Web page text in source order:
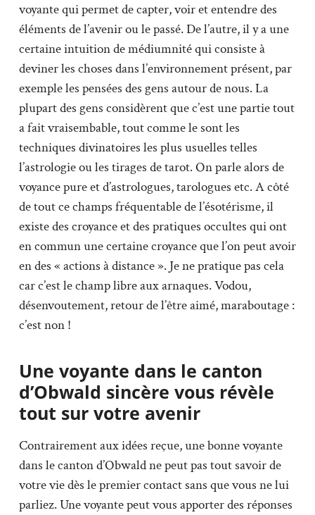
voyante qui permet de capter, voir et entendre des
éléments de l’avenir ou le passé. De l’autre, il y a une
certaine intuition de médiumnité qui consiste à
deviner les choses dans l’environnement présent, par
exemple les pensées des gens autour de nous. La
plupart des gens considèrent que c’est une partie tout
a fait vraisembable, tout comme le sont les
techniques divinatoires les plus usuelles telles
l’astrologie ou les tirages de tarot. On parle alors de
voyance pure et d’astrologues, tarologues etc. A côté
de tout ce champs fréquentable de l’ésotérisme, il
existe des croyance et des pratiques occultes qui ont
en commun une certaine croyance que l’on peut avoir
en des « actions à distance ». Je ne pratique pas cela
car c’est le champ libre aux arnaques. Vodou,
désenvoutement, retour de l’être aimé, maraboutage :
c’est non !
Une voyante dans le canton
d’Obwald sincère vous révèle
tout sur votre avenir
Contrairement aux idées reçue, une bonne voyante
dans le canton d’Obwald ne peut pas tout savoir de
votre vie dès le premier contact sans que vous ne lui
parliez. Une voyante peut vous apporter des réponses